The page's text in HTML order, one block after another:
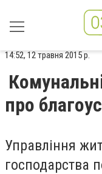
14:52, 12 травня 2015 р.
про
Управління
господарства